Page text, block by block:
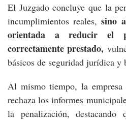
El Juzgado concluye que la
incumplimientos reales,sino
orientada a reducir el
correctamente prestado,
básicos de seguridad jurídica y
Al mismo tiempo, la empresa
rechaza los informes
la penalización,